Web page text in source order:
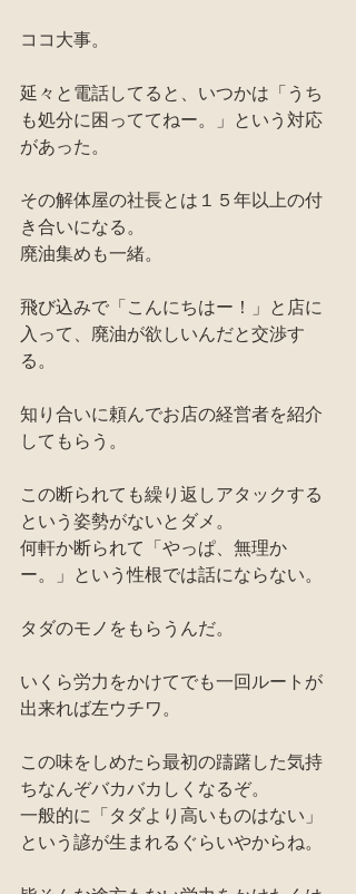
ココ大事。
延々と電話してると、いつかは「うち
も処分に困っててねー。」という対応
があった。
その解体屋の社長とは１５年以上の付
き合いになる。
廃油集めも一緒。
飛び込みで「こんにちはー！」と店に
入って、廃油が欲しいんだと交渉す
る。
知り合いに頼んでお店の経営者を紹介
してもらう。
この断られても繰り返しアタックする
という姿勢がないとダメ。
何軒か断られて「やっぱ、無理か
ー。」という性根では話にならない。
タダのモノをもらうんだ。
いくら労力をかけてでも一回ルートが
出来れば左ウチワ。
この味をしめたら最初の躊躇した気持
ちなんぞバカバカしくなるぞ。
一般的に「タダより高いものはない」
という諺が生まれるぐらいやからね。